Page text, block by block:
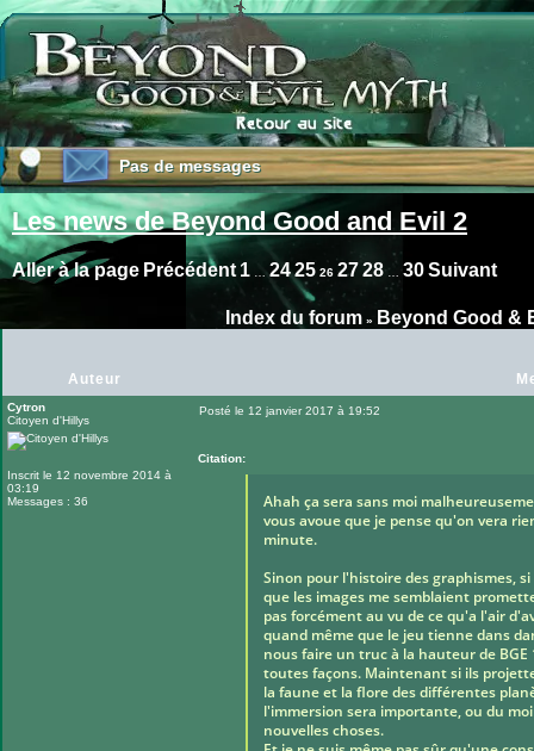
Pas de messages
Pas de messages
Les news de Beyond Good and Evil 2
Aller à la page Précédent 1 …2425 26 2728 30Suivant
Index du forum » Beyond Good &
Auteur
Cytron
Citoyen d'Hillys
Inscrit le 12 novembre 2014 à
03:19
Messages : 36
Posté le 12 janvier 2017 à 19:52
Citation:
Ahah ça sera sans moi
vous avoue que je pense qu'on vera
minute.
Sinon pour l'histoire des graphismes,
que les images me semblaient
pas forcément au vu de ce qu'a l'air
quand même que le jeu tienne dans
nous faire un truc à la hauteur de
toutes façons. Maintenant si ils
la faune et la flore des différentes
l'immersion sera importante, ou du
nouvelles choses.